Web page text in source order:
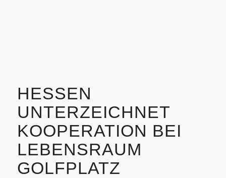
HESSEN
UNTERZEICHNET
KOOPERATION BEI
LEBENSRAUM
GOLFPLATZ